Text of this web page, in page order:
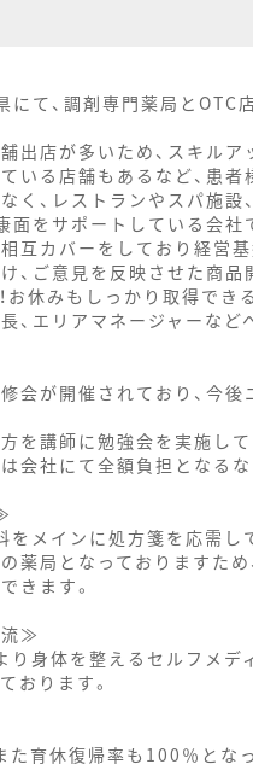
て、調剤専門薬局とOTC
店が多いため、スキルア
いる店舗もあるなど、患者
、レストランやスパ施設
面をサポートしている会社
互カバーをしており経営基
ご意見を反映させた商品
休みもしっかり取得でき
エリアマネージャーなど
会が開催されており、今
を講師に勉強会を実施して
会社にて全額負担となるな
メインに処方箋を応需し
薬局となっておりますため
きます。
流≫
り身体を整えるセルフメデ
おります。
育休復帰率も100％とな